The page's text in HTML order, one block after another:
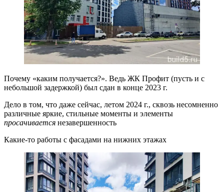
Почему «каким получается?». Ведь ЖК Профит (пусть и с
небольшой задержкой) был сдан в конце 2023 г.
Дело в том, что даже сейчас, летом 2024 г., сквозь несомненно
различные яркие, стильные моменты и элементы
просачивается незавершенность
Какие-то работы с фасадами на нижних этажах